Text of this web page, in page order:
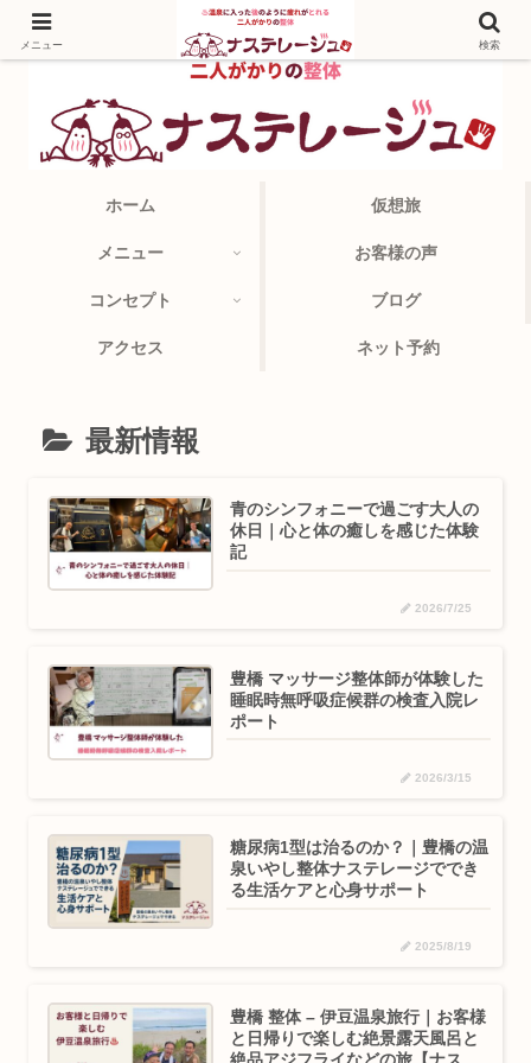
ホーム 仮想旅
メニュー お客様の声
コンセプト ブログ
アクセス ネット予約
最新情報
青のシンフォニーで過ごす大人の
休日｜心と体の癒しを感じた体験
記
2026/7/25
豊橋 マッサージ整体師が体験した
睡眠時無呼吸症候群の検査入院レ
ポート
2026/3/15
糖尿病1型は治るのか？｜豊橋の温
泉いやし整体ナステレージででき
る生活ケアと心身サポート
2025/8/19
豊橋 整体 – 伊豆温泉旅行｜お客様
と日帰りで楽しむ絶景露天風呂と
絶品アジフライなどの旅【ナステ
メニュー 検索